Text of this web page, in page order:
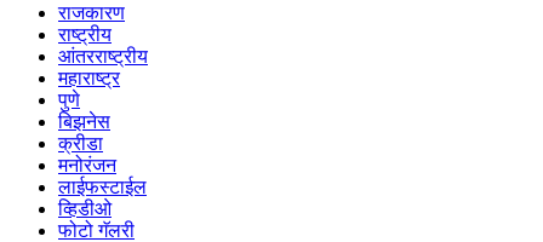
राजकारण
राष्ट्रीय
आंतरराष्ट्रीय
महाराष्ट्र
पुणे
बिझनेस
क्रीडा
मनोरंजन
लाईफस्टाईल
व्हिडीओ
फोटो गॅलरी